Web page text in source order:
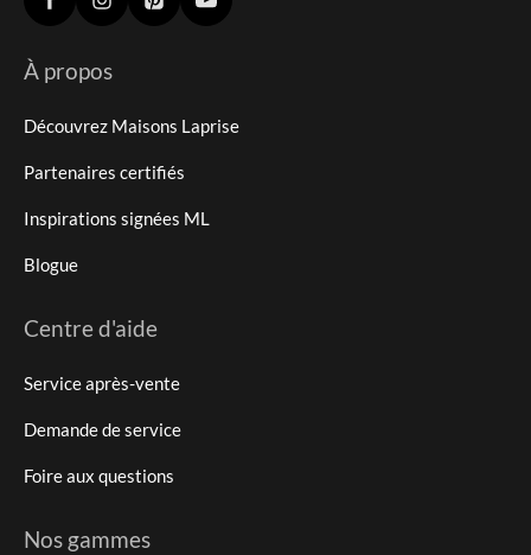
À propos
Découvrez Maisons Laprise
Partenaires certifiés
Inspirations signées ML
Blogue
Centre d'aide
Service après-vente
Demande de service
Foire aux questions
Nos gammes